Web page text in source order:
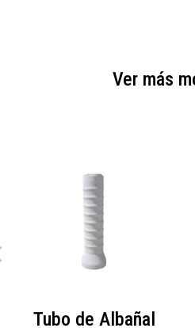
Ver más
Tubo de Albañal